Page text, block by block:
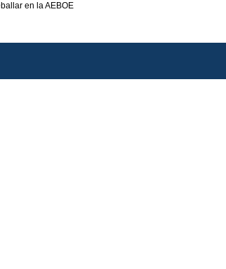
en la AEBOE